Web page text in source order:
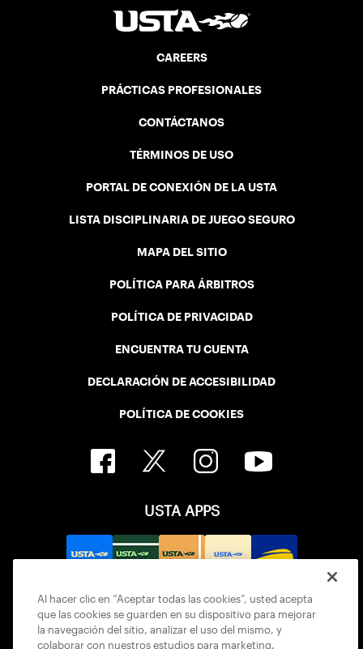
CAREERS
PRÁCTICAS PROFESIONALES
CONTÁCTANOS
TÉRMINOS DE USO
PORTAL DE CONEXIÓN DE LA USTA
LISTA DISCIPLINARIA DE JUEGO SEGURO
MAPA DEL SITIO
POLÍTICA PARA ÁRBITROS
POLÍTICA DE PRIVACIDAD
ENCUENTRA TU CUENTA
DECLARACIÓN DE ACCESIBILIDAD
POLÍTICA DE COOKIES
USTA APPS
Al hacer clic en “Aceptar todas las cookies”, usted acepta
que las cookies se guarden en su dispositivo para mejorar
la navegación del sitio, analizar el uso del mismo, y
colaborar con nuestros estudios para marketing.